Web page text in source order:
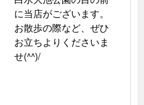
に当店がございます。
お散歩の際など、ぜひ
お立ちよりくださいま
せ(^^)/